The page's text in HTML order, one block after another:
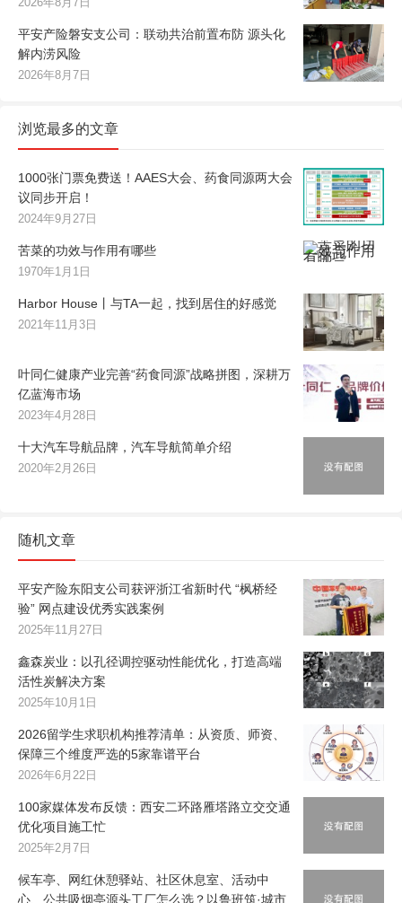
平安产险磐安支公司：联动共治前置布防 源头化
解内涝风险
2026年8月7日
浏览最多的文章
1000张门票免费送！AAES大会、药食同源两大会
议同步开启！
2024年9月27日
苦菜的功效与作用有哪些
1970年1月1日
Harbor House丨与TA一起，找到居住的好感觉
2021年11月3日
叶同仁健康产业完善“药食同源”战略拼图，深耕万
亿蓝海市场
2023年4月28日
十大汽车导航品牌，汽车导航简单介绍
2020年2月26日
随机文章
平安产险东阳支公司获评浙江省新时代 “枫桥经
验” 网点建设优秀实践案例
2025年11月27日
鑫森炭业：以孔径调控驱动性能优化，打造高端
活性炭解决方案
2025年10月1日
2026留学生求职机构推荐清单：从资质、师资、
保障三个维度严选的5家靠谱平台
2026年6月22日
100家媒体发布反馈：西安二环路雁塔路立交交通
优化项目施工忙
2025年2月7日
候车亭、网红休憩驿站、社区休息室、活动中
心、公共吸烟亭源头工厂怎么选？以鲁班筑·城市